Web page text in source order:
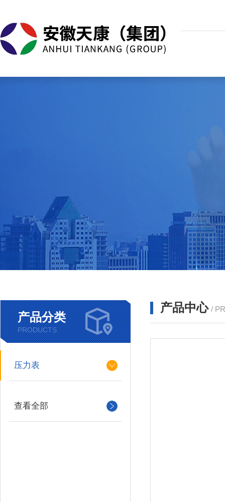
产品分类
PRODUCTS
压力表
查看全部
产品中心 /